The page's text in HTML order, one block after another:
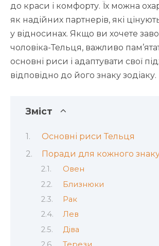
до краси і комфорту. Їх можна
як надійних партнерів, які
у відносинах. Якщо ви хочете
чоловіка-Тельця, важливо
основні риси і адаптувати свої
відповідно до його знаку зодіаку.
Зміст
Основні риси Тельця
Поради для кожного знаку
Овен
Близнюки
Рак
Лев
Діва